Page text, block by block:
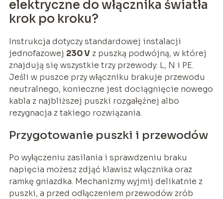
elektryczne do włącznika światła
krok po kroku?
Instrukcja dotyczy standardowej instalacji
jednofazowej 230 Vz puszką podwójną, w której
znajdują się wszystkie trzy przewody: L, N i PE.
Jeśli w puszce przy włączniku brakuje przewodu
neutralnego, konieczne jest dociągnięcie nowego
kabla z najbliższej puszki rozgałęźnej albo
rezygnacja z takiego rozwiązania.
Przygotowanie puszki i przewodów
Po wyłączeniu zasilania i sprawdzeniu braku
napięcia możesz zdjąć klawisz włącznika oraz
ramkę gniazdka. Mechanizmy wyjmij delikatnie z
puszki, a przed odłączeniem przewodów zrób